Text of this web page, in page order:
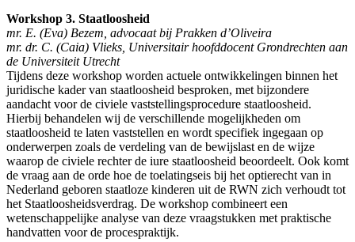
Workshop 3. Staatloosheid
mr. E. (Eva) Bezem, advocaat bij Prakken d’Oliveira
mr. dr. C. (Caia) Vlieks, Universitair hoofddocent Grondrechten aan
de Universiteit Utrecht
Tijdens deze workshop worden actuele ontwikkelingen binnen het
juridische kader van staatloosheid besproken, met bijzondere
aandacht voor de civiele vaststellingsprocedure staatloosheid.
Hierbij behandelen wij de verschillende mogelijkheden om
staatloosheid te laten vaststellen en wordt specifiek ingegaan op
onderwerpen zoals de verdeling van de bewijslast en de wijze
waarop de civiele rechter de iure staatloosheid beoordeelt. Ook komt
de vraag aan de orde hoe de toelatingseis bij het optierecht van in
Nederland geboren staatloze kinderen uit de RWN zich verhoudt tot
het Staatloosheidsverdrag. De workshop combineert een
wetenschappelijke analyse van deze vraagstukken met praktische
handvatten voor de procespraktijk.